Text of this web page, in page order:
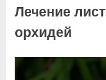
вредители
орхидей
Лечение
орхидей
Posted
admin
Комментариев